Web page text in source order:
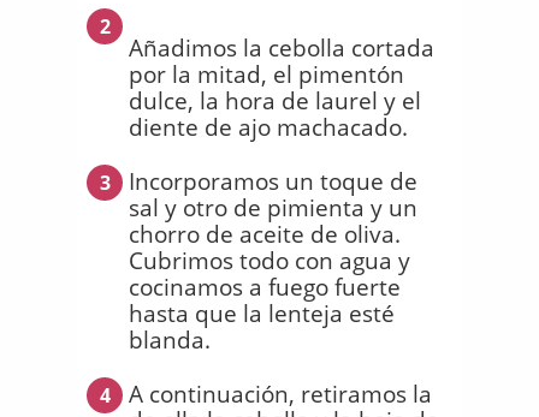
2
Añadimos la cebolla cortada
por la mitad, el pimentón
dulce, la hora de laurel y el
diente de ajo machacado.
3
Incorporamos un toque de
sal y otro de pimienta y un
chorro de aceite de oliva.
Cubrimos todo con agua y
cocinamos a fuego fuerte
hasta que la lenteja esté
blanda.
4
A continuación, retiramos la